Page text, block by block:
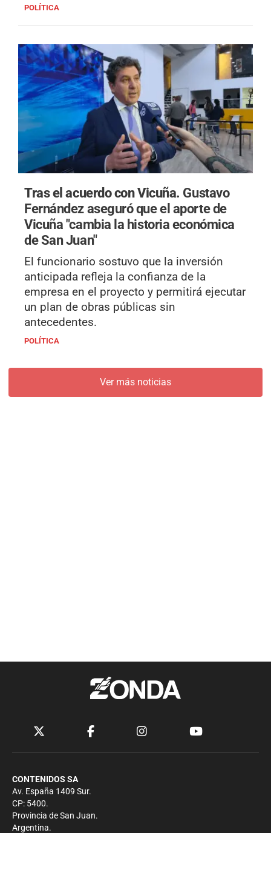
POLÍTICA
Tras el acuerdo con Vicuña. Gustavo
Fernández aseguró que el aporte de
Vicuña "cambia la historia económica
de San Juan"
El funcionario sostuvo que la inversión
anticipada refleja la confianza de la
empresa en el proyecto y permitirá ejecutar
un plan de obras públicas sin
antecedentes.
POLÍTICA
Ver más noticias
CONTENIDOS SA
Av. España 1409 Sur.
CP: 5400.
Provincia de San Juan.
Argentina.